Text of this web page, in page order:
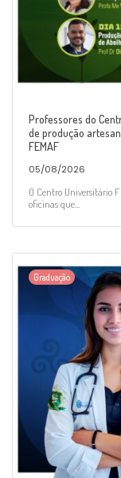
Professores do
de produção
FEMAF
05/08/2026
O Centro Universitário
oficinas que...
Graduação